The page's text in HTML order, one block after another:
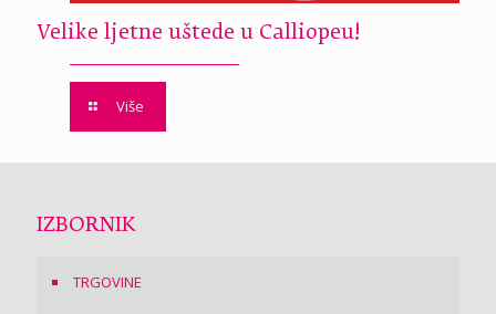
Velike ljetne uštede u Calliopeu!
Više
IZBORNIK
TRGOVINE